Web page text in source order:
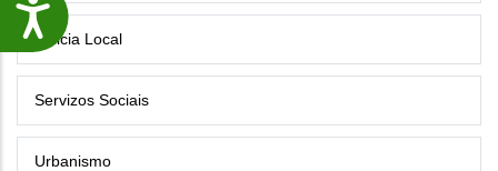
Accesibilidade
Policia Local
Servizos Sociais
Urbanismo